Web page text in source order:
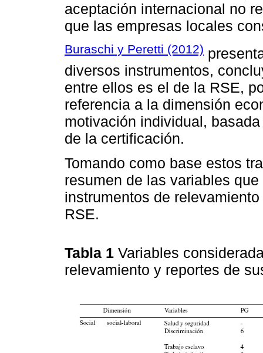
aceptación internacional no
que las empresas locales
Buraschi y Peretti (2012)
diversos instrumentos,
entre ellos es el de la RSE,
referencia a la dimensión
motivación individual,
de la certificación.
Tomando como base estos
resumen de las variables
instrumentos de
RSE.
Tabla 1 Variables
relevamiento y reportes de